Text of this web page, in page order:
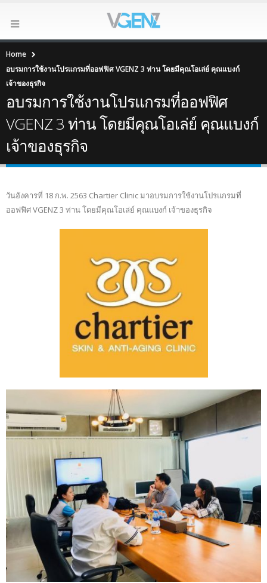
Home
อบรมการใช้งานโปรแกรมที่ออฟฟิศ VGENZ 3 ท่าน โดยมีคุณโอเล่ย์ คุณแบงก์
เจ้าของธุรกิจ
อบรมการใช้งานโปรแกรมที่ออฟฟิศ
VGENZ 3 ท่าน โดยมีคุณโอเล่ย์ คุณแบงก์
เจ้าของธุรกิจ
วันอังคารที่ 18 ก.พ. 2563 Chartier Clinic มาอบรมการใช้งานโปรแกรมที่
ออฟฟิศ VGENZ 3 ท่าน โดยมีคุณโอเล่ย์ คุณแบงก์ เจ้าของธุรกิจ